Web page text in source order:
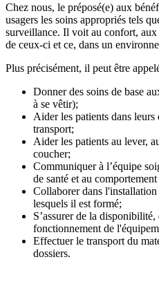
Chez nous, le préposé(e) aux
usagers les soins appropriés tels
surveillance. Il voit au confort, aux
de ceux-ci et ce, dans un
Plus précisément, il peut être
Donner des soins de base
à se vêtir);
Aider les patients dans
transport;
Aider les patients au lever,
coucher;
Communiquer à l’équipe
de santé et au
Collaborer dans
lesquels il est formé;
S’assurer de la
fonctionnement de
Effectuer le transport du
dossiers.